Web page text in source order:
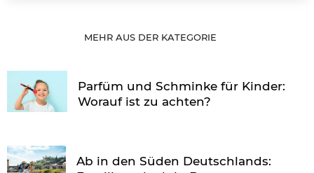
MEHR AUS DER KATEGORIE
Parfüm und Schminke für Kinder:
Worauf ist zu achten?
Ab in den Süden Deutschlands: